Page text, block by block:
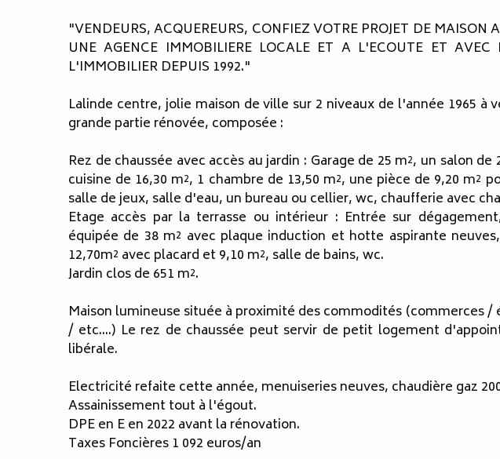
"VENDEURS, ACQUEREURS, CONFIEZ VOTRE PROJET DE MAISON
UNE AGENCE IMMOBILIERE LOCALE ET A L'ECOUTE ET AVEC
L'IMMOBILIER DEPUIS 1992."
Lalinde centre, jolie maison de ville sur 2 niveaux de l'année 1965 à
grande partie rénovée, composée :
Rez de chaussée avec accès au jardin : Garage de 25 m², un salon
cuisine de 16,30 m², 1 chambre de 13,50 m², une pièce de 9,20 m²
salle de jeux, salle d'eau, un bureau ou cellier, wc, chaufferie avec
Etage accès par la terrasse ou intérieur : Entrée sur
équipée de 38 m² avec plaque induction et hotte aspirante
12,70m² avec placard et 9,10 m², salle de bains, wc.
Jardin clos de 651 m².
Maison lumineuse située à proximité des commodités (commerces /
/ etc....) Le rez de chaussée peut servir de petit logement
libérale.
Electricité refaite cette année, menuiseries neuves, chaudière gaz
Assainissement tout à l'égout.
DPE en E en 2022 avant la rénovation.
Taxes Foncières 1 092 euros/an